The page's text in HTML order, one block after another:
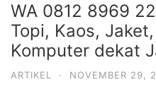
WA 0812 8969
Topi, Kaos,
Komputer dekat
ARTIKEL · NOVEMBER 29,